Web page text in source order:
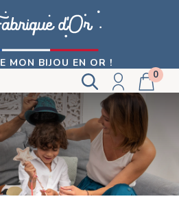
MON BIJOU EN OR !
0